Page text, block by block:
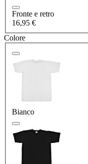
Fronte e retro
16,95 €
Colore
Bianco